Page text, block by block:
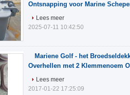
Ontsnapping voor Marine
Lees meer
2025-07-11 10:42:50
Mariene Golf - het
Overhellen met 2 Klemmenoem
Lees meer
2017-01-22 17:25:09